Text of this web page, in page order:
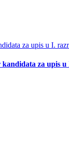
za upis u I.
za upis u